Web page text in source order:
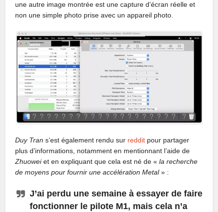
une autre image montrée est une capture d’écran réelle et
non une simple photo prise avec un appareil photo.
Duy Tran s’est également rendu sur reddit pour partager
plus d’informations, notamment en mentionnant l’aide de
Zhuoweiet en expliquant que cela est né de «la recherche
de moyens pour fournir une accélération Metal» :
J’ai perdu une semaine à essayer de faire
fonctionner le pilote M1, mais cela n’a